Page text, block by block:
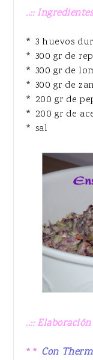
..::
* 3 huevos
* 300 gr de
* 300 gr de
* 300 gr de
* 200 gr de
* 200 gr de
* sal
..:: Elaboración
** Con